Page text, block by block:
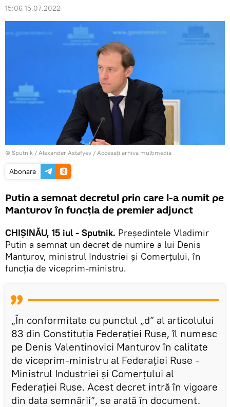
15:06 15.07.2022
© Sputnik / Alexander Astafyev / Accesați arhiva multimedia
Abonare
Putin a semnat decretul prin care l-a numit pe
Manturov în funcția de premier adjunct
CHIȘINĂU, 15 iul - Sputnik. Președintele Vladimir
Putin a semnat un decret de numire a lui Denis
Manturov, ministrul Industriei și Comerțului, în
funcția de viceprim-ministru.
„În conformitate cu punctul „d” al articolului
83 din Constituția Federației Ruse, îl numesc
pe Denis Valentinovici Manturov în calitate
de viceprim-ministru al Federației Ruse -
Ministrul Industriei și Comerțului al
Federației Ruse. Acest decret intră în vigoare
din data semnării”, se arată în document.